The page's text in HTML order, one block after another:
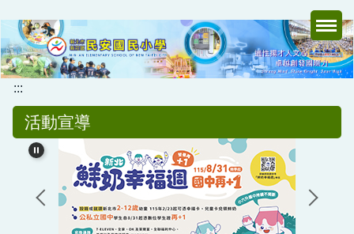
到
主
要
內
容
:::
活動宣導